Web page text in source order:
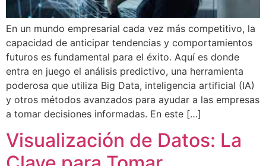
En un mundo empresarial cada vez más competitivo, la
capacidad de anticipar tendencias y comportamientos
futuros es fundamental para el éxito. Aquí es donde
entra en juego el análisis predictivo, una herramienta
poderosa que utiliza Big Data, inteligencia artificial (IA)
y otros métodos avanzados para ayudar a las empresas
a tomar decisiones informadas. En este […]
Visualización de Datos: La